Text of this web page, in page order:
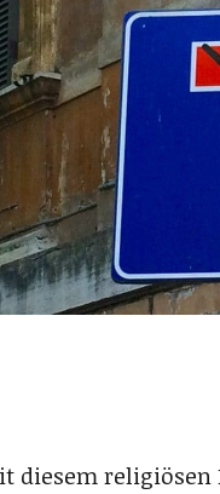
diesem